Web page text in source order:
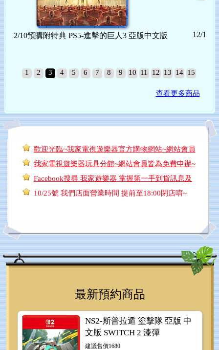
12/10預購附特典 PS5-進擊的巨人3 特典版 亞版中文
1 2 3 4 5 6 7 8 9 10 11 12 13 14 15
查看更多商品
歡迎光臨~我家電視遊樂器官方購物網站~網站會員
皆為免費申辦~歡迎加入會員^^((點我!點我))
我家電視遊樂器玩具分館~網站會員皆為免費申辦~
歡迎加入會員^^ ((點我~點我~!!))
Facebook搜尋 我家遊樂器 掌握第一手到貨訊息及
超級特價優惠訊息喔~~~((點我~點我~!!按讚 按讚
按讚!!!!!!!!!))
10/25號 我們店面營業時間 提前至18:00閉店唷~
最新預約商品
NS2-斯普拉遁 塗擊隊 亞版 中
文版 SWITCH 2 漆彈
建議售價1680